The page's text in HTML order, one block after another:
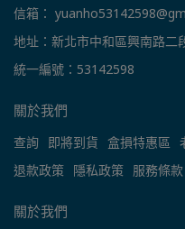
信箱：
地址：新北市中和區興南路二
統一編號：53142598
關於我們
查詢 即將到貨 盒損特惠區
退款政策 隱私政策 服務條款
關於我們